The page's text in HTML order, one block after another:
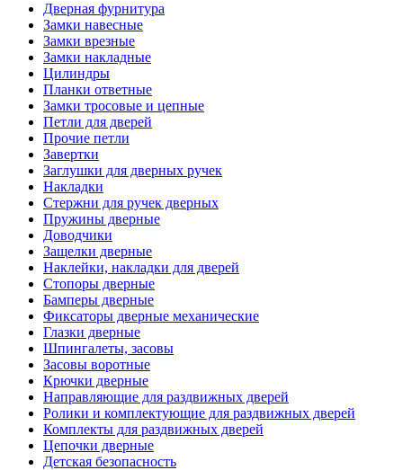
Дверная фурнитура
Замки навесные
Замки врезные
Замки накладные
Цилиндры
Планки ответные
Замки тросовые и цепные
Петли для дверей
Прочие петли
Завертки
Заглушки для дверных ручек
Накладки
Стержни для ручек дверных
Пружины дверные
Доводчики
Защелки дверные
Наклейки, накладки для дверей
Стопоры дверные
Бамперы дверные
Фиксаторы дверные механические
Глазки дверные
Шпингалеты, засовы
Засовы воротные
Крючки дверные
Направляющие для раздвижных дверей
Ролики и комплектующие для раздвижных дверей
Комплекты для раздвижных дверей
Цепочки дверные
Детская безопасность